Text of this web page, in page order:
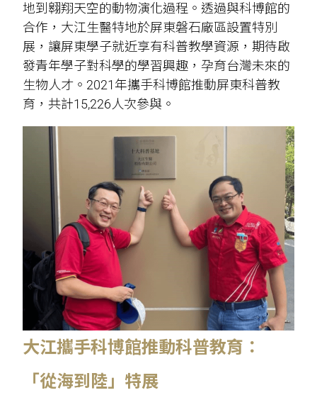
地到翱翔天空的動物演化過程。透過與科博館的
合作，大江生醫特地於屏東磐石廠區設置特別
展，讓屏東學子就近享有科普教學資源，期待啟
發青年學子對科學的學習興趣，孕育台灣未來的
生物人才。2021年攜手科博館推動屏東科普教
育，共計15,226人次參與。
大江攜手科博館推動科普教育：
「從海到陸」特展